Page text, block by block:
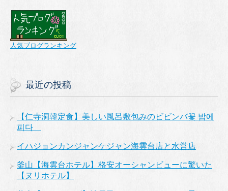
人気ブログランキング
最近の投稿
【仁寺洞韓定食】美しい風呂敷包みのビビンバ꽃 밥에
피다
イハジョンカンジャンケジャン海雲台店と水営店
釜山【海雲台ホテル】格安オーシャンビューに驚いた
【ヌリホテル】